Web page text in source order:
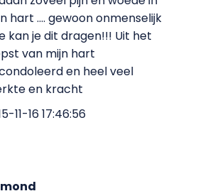
hart .... gewoon onmenselijk
kan je dit dragen!!! Uit het
van mijn hart
en heel veel
en kracht
11-16 17:46:56